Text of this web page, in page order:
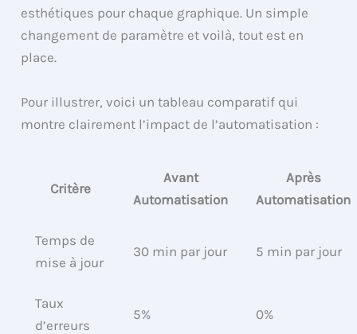
esthétiques pour chaque graphique. Un simple
changement de paramètre et voilà, tout est en
place.
Pour illustrer, voici un tableau comparatif qui
montre clairement l’impact de l’automatisation :
Critère
Avant
Automatisation
Après
Automatisation
Temps de
mise à jour
30 min par jour 5 min par jour
Taux
d’erreurs
5% 0%